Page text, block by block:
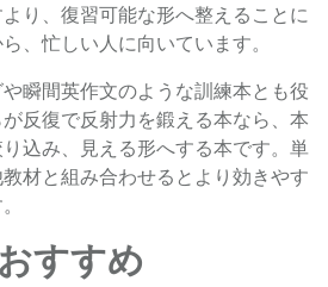
り、復習可能な形へ整えることに
、忙しい人に向いています。
瞬間英作文のような訓練本とも役
反復で反射力を鍛える本なら、本
込み、見える形へする本です。単
材と組み合わせるとより効きやす
すすめ